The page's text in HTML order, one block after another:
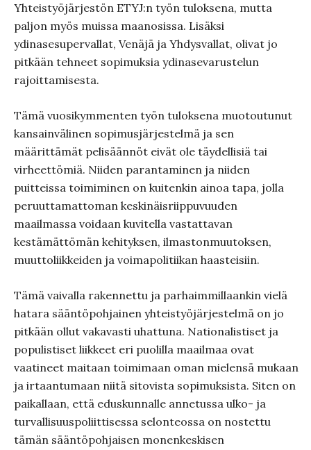
Yhteistyöjärjestön ETYJ:n työn tuloksena, mutta
paljon myös muissa maanosissa. Lisäksi
ydinasesupervallat, Venäjä ja Yhdysvallat, olivat jo
pitkään tehneet sopimuksia ydinasevarustelun
rajoittamisesta.
Tämä vuosikymmenten työn tuloksena muotoutunut
kansainvälinen sopimusjärjestelmä ja sen
määrittämät pelisäännöt eivät ole täydellisiä tai
virheettömiä. Niiden parantaminen ja niiden
puitteissa toimiminen on kuitenkin ainoa tapa, jolla
peruuttamattoman keskinäisriippuvuuden
maailmassa voidaan kuvitella vastattavan
kestämättömän kehityksen, ilmastonmuutoksen,
muuttoliikkeiden ja voimapolitiikan haasteisiin.
Tämä vaivalla rakennettu ja parhaimmillaankin vielä
hatara sääntöpohjainen yhteistyöjärjestelmä on jo
pitkään ollut vakavasti uhattuna. Nationalistiset ja
populistiset liikkeet eri puolilla maailmaa ovat
vaatineet maitaan toimimaan oman mielensä mukaan
ja irtaantumaan niitä sitovista sopimuksista. Siten on
paikallaan, että eduskunnalle annetussa ulko- ja
turvallisuuspoliittisessa selonteossa on nostettu
tämän sääntöpohjaisen monenkeskisen